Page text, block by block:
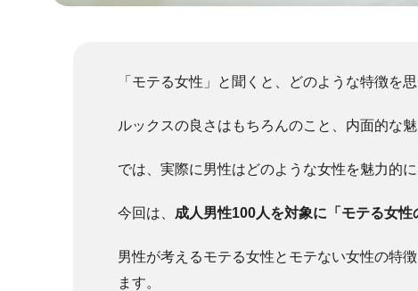
「モテる女性」と聞くと、どのような特徴を
ルックスの良さはもちろんのこと、内面的な魅
では、実際に男性はどのような女性を魅力的に
今回は、 成人男性100人を対象に「モテる女
男性が考えるモテる女性とモテない女性の特
ます。